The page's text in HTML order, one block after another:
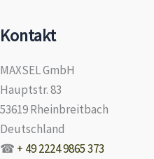
Kontakt
MAXSEL GmbH
Hauptstr. 83
53619 Rheinbreitbach
Deutschland
☎ + 49 2224 9865 373